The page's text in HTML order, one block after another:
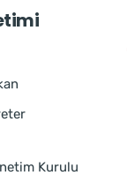
Kurulu